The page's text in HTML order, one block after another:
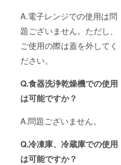
A.電子レンジでの使用は問
題ございません。ただし、
ご使用の際は蓋を外してく
ださい。
Q.食器洗浄乾燥機での使用
は可能ですか？
A.問題ございません。
Q.冷凍庫、冷蔵庫での使用
は可能ですか？